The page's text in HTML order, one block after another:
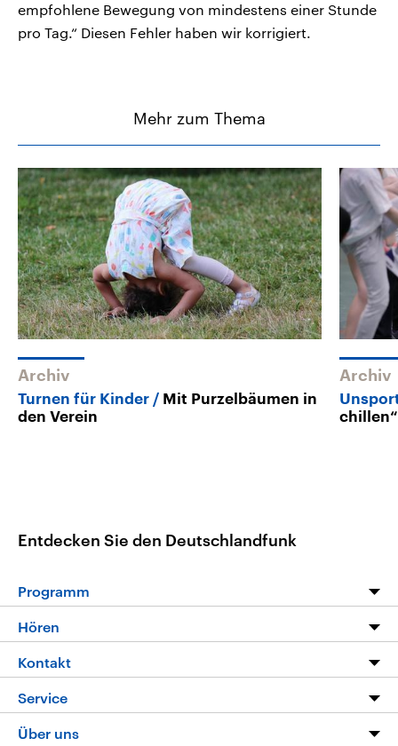
empfohlene Bewegung von mindestens einer Stunde
pro Tag.“ Diesen Fehler haben wir korrigiert.
Mehr zum Thema
Archiv
Turnen für Kinder
Mit Purzelbäumen in
den Verein
Archiv
chillen“
Entdecken Sie den Deutschlandfunk
Programm
Programm
Die Nachrichten
Nachrichtenleicht
Neue Beiträge auf dlf.de
Hören
Livestream
Podcasts
Deutschlandfunk App
Kontakt
Hörerservice
Service
FAQ
Über uns